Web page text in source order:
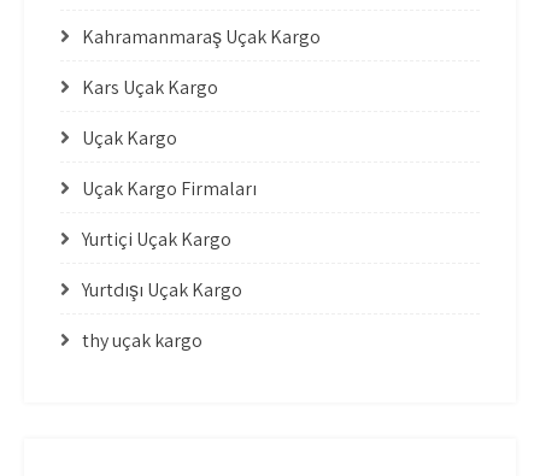
Kahramanmaraş Uçak Kargo
Kars Uçak Kargo
Uçak Kargo
Uçak Kargo Firmaları
Yurtiçi Uçak Kargo
Yurtdışı Uçak Kargo
thy uçak kargo